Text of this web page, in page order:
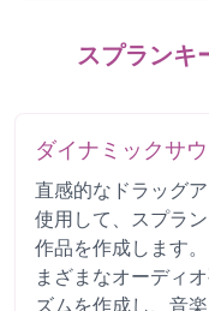
スプランキ
ダイナミックサ
直感的なドラッグ
使用して、スプラ
作品を作成します
まざまなオーディ
ズムを作成し、音